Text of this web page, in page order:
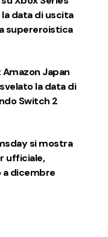
la data di uscita
supereroistica
Japan
la data di
Switch 2
si mostra
ufficiale,
dicembre